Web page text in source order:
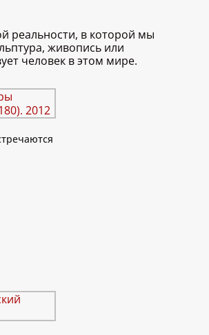
реальности, в которой мы
живопись или
человек в этом мире.